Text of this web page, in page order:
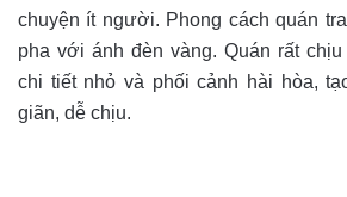
chuyện ít người. Phong cách quán
pha với ánh đèn vàng. Quán rất
chi tiết nhỏ và phối cảnh hài hòa,
giãn, dễ chịu.